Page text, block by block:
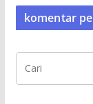
komentar